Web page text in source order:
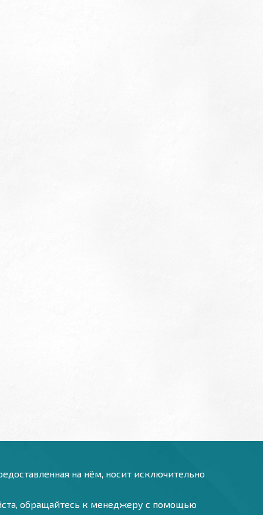
на нём, носит исключительно
обращайтесь к менеджеру с помощью